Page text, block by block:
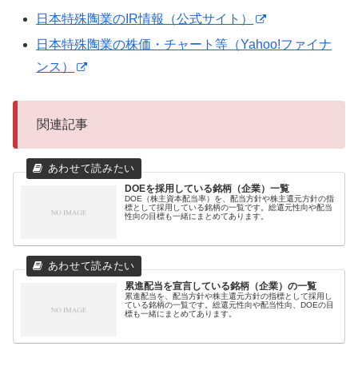
日本特殊陶業のIR情報（公式サイト）
日本特殊陶業の株価・チャート等（Yahoo!ファイナ
ンス）
関連記事
DOEを採用している銘柄（企業）一覧
DOE（株主資本配当率）を、配当方針や株主還元方針の指
標として採用している銘柄の一覧です。総還元性向や配当
性向の目標も一緒にまとめてあります。
累進配当を宣言している銘柄（企業）の一覧
累進配当を、配当方針や株主還元方針の指標として採用し
ている銘柄の一覧です。総還元性向や配当性向、DOEの目
標も一緒にまとめてあります。